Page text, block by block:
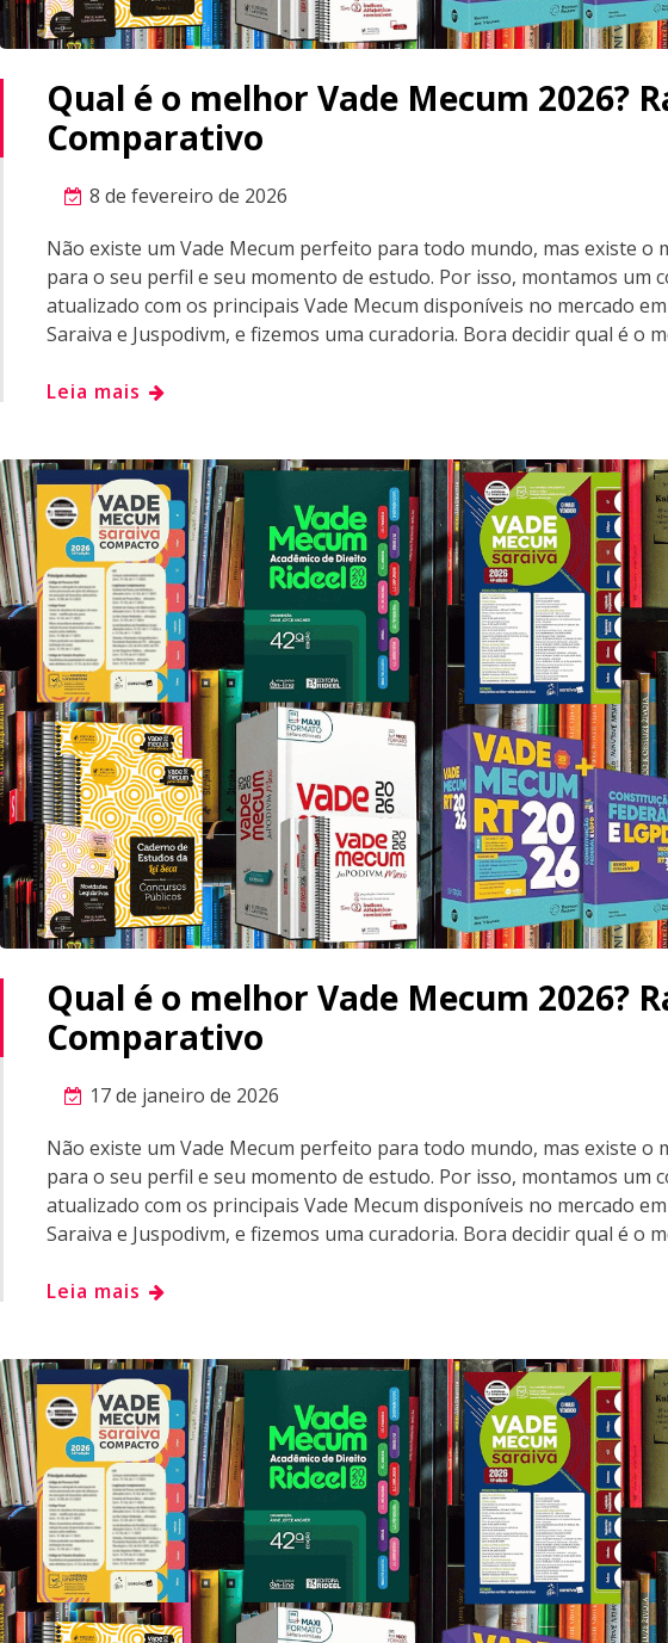
Qual é o melhor Vade Mecum 2026?
Comparativo
8 de fevereiro de 2026
Não existe um Vade Mecum perfeito para todo mundo, mas existe o
para o seu perfil e seu momento de estudo. Por isso, montamos um
atualizado com os principais Vade Mecum disponíveis no mercado em
Saraiva e Juspodivm, e fizemos uma curadoria. Bora decidir qual é o
Leia mais
Qual é o melhor Vade Mecum 2026?
Comparativo
17 de janeiro de 2026
Não existe um Vade Mecum perfeito para todo mundo, mas existe o
para o seu perfil e seu momento de estudo. Por isso, montamos um
atualizado com os principais Vade Mecum disponíveis no mercado em
Saraiva e Juspodivm, e fizemos uma curadoria. Bora decidir qual é o
Leia mais